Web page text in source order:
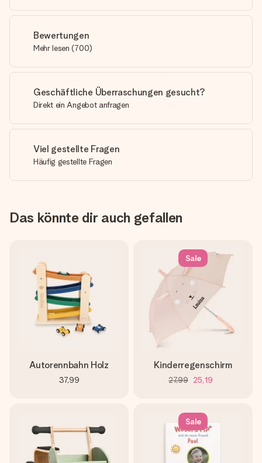
Bewertungen
Mehr lesen (700)
Geschäftliche Überraschungen gesucht?
Direkt ein Angebot anfragen
Viel gestellte Fragen
Häufig gestellte Fragen
Das könnte dir auch gefallen
Autorennbahn Holz
37,99
Sale
Kinderregenschirm
27,99 25,19
Sale